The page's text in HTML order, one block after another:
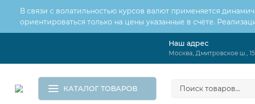
В связи с волатильностью курсов валют применяется
ориентироваться только на цены указанные в счёте.
Корзина
Наш адрес
Москва, Дмитровское ш.,
КАТАЛОГ ТОВАРОВ